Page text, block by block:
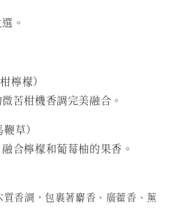
。
檸檬）
苦柑機香調完美融合。
草）
合檸檬和葡莓柚的果香。
香調，包裹著麝香、廣藿香、薰